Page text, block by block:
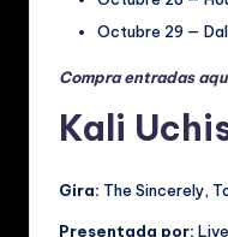
Octubre 29 —
Compra entradas
Kali
Gira: The Sincerely,
Presentada por: